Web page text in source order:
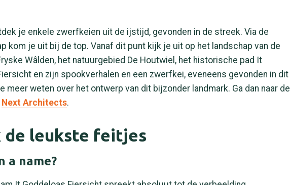
je enkele zwerfkeien uit de ijstijd, gevonden in de streek. Via de
kom je uit bij de top. Vanaf dit punt kijk je uit op het landschap van de
Wâlden, het natuurgebied De Houtwiel, het historische pad It
en zijn spookverhalen en een zwerfkei, eveneens gevonden in dit
meer weten over het ontwerp van dit bijzonder landmark. Ga dan naar de
Next Architects.
de leukste feitjes
a name?